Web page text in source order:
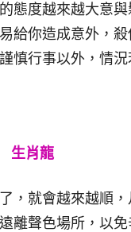
態度越來越大意
給你造成意外，
慎行事以外，情況
生肖龍
，就會越來越順
離聲色場所，以免